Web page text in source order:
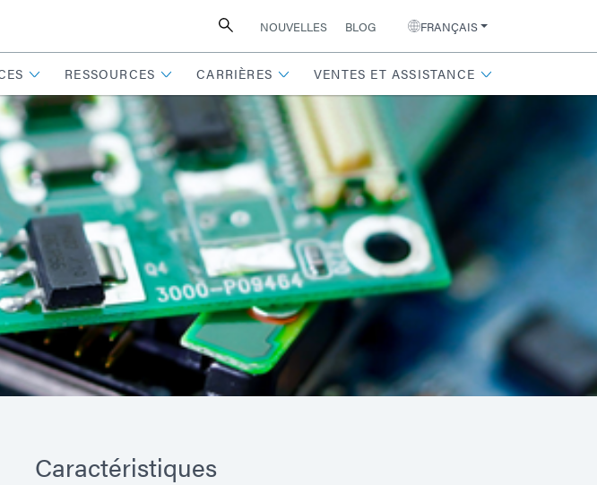
NOUVELLES BLOG FRANÇAIS
RESSOURCES CARRIÈRES VENTES ET ASSISTANCE
Caractéristiques